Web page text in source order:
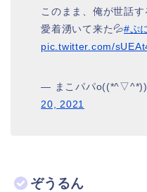
このまま、俺が世話す
愛着湧いて来た💦#ぷ
pic.twitter.com/
— まこパパ
20, 2021
ぞうるん